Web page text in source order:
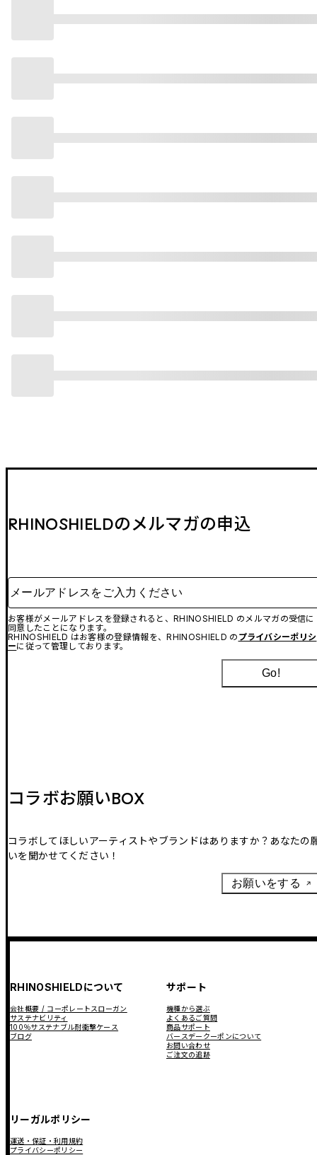
RHINOSHIELDのメルマガの申込
メールアドレスをご入力ください
お客様がメールアドレスを登録されると、RHINOSHIELD のメルマガの受信に
同意したことになります。
RHINOSHIELD はお客様の登録情報を、RHINOSHIELD の プライバシーポリシ
ーに従って管理しております。
Go!
コラボお願いBOX
コラボしてほしいアーティストやブランドはありますか？あなたの
いを聞かせてください！
お願いをする
RHINOSHIELDについて
会社概要 / コーポレートスローガン
サステナビリティ
100％サステナブル耐衝撃ケース
ブログ
サポート
機種から選ぶ
よくあるご質問
商品サポート
バースデークーポンについて
お問い合わせ
ご注文の追跡
リーガルポリシー
運送・保証・利用規約
プライバシーポリシー